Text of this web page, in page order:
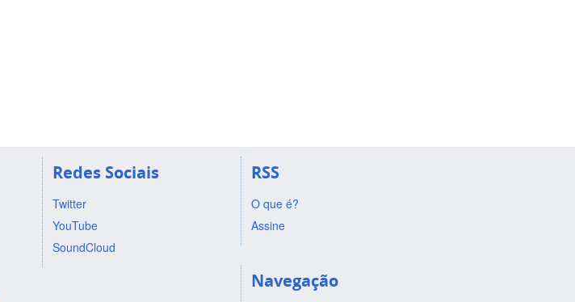
Redes Sociais
Twitter
YouTube
SoundCloud
RSS
O que é?
Assine
Navegação